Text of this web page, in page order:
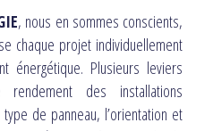
, nous en sommes conscients,
chaque projet individuellement
énergétique. Plusieurs leviers
rendement des installations
de panneau, l’orientation et